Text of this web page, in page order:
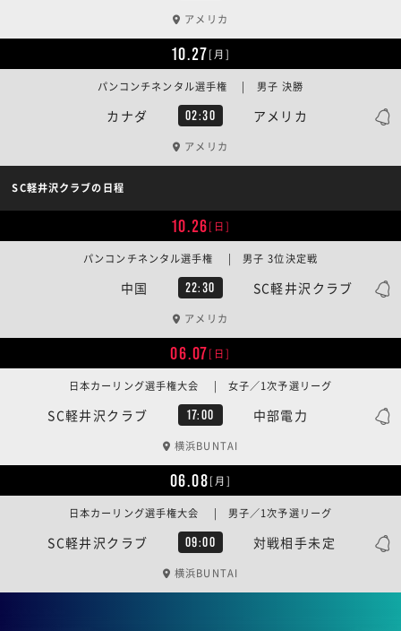
アメリカ
10.27[月]
カナダ 02:30 アメリカ
パンコンチネンタル選手権 | 男子 決勝
アメリカ
SC軽井沢クラブの日程
10.26[日]
中国 22:30 SC軽井沢クラブ
パンコンチネンタル選手権 | 男子 3位決定戦
アメリカ
06.07[日]
SC軽井沢クラブ 17:00 中部電力
日本カーリング選手権大会 | 女子／1次予選リーグ
横浜BUNTAI
06.08[月]
SC軽井沢クラブ 09:00 対戦相手未定
日本カーリング選手権大会 | 男子／1次予選リーグ
横浜BUNTAI